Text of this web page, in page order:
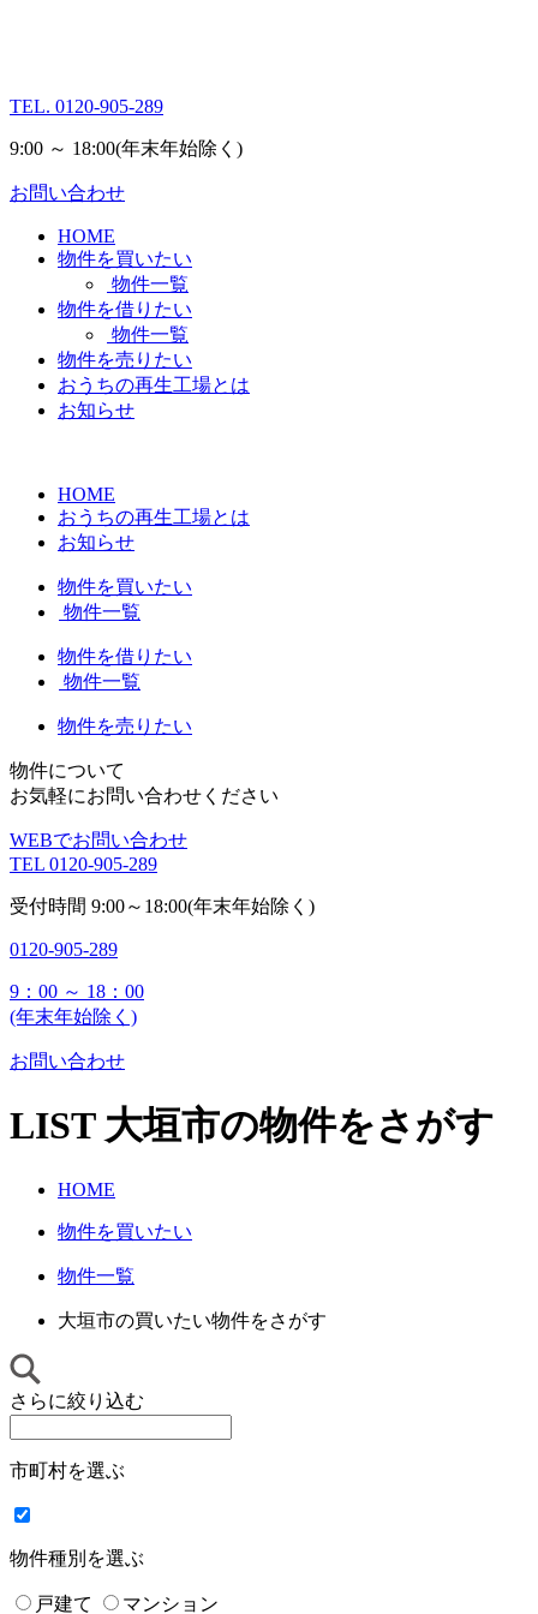
TEL. 0120-905-289
9:00 ～ 18:00(年末年始除く)
お問い合わせ
HOME
物件を買いたい
物件一覧
物件を借りたい
物件一覧
物件を売りたい
おうちの再生工場とは
お知らせ
HOME
おうちの再生工場とは
お知らせ
物件を買いたい
物件一覧
物件を借りたい
物件一覧
物件を売りたい
物件について
お気軽にお問い合わせください
WEBでお問い合わせ
TEL 0120-905-289
受付時間 9:00～18:00(年末年始除く)
0120-905-289
9：00 ～ 18：00
(年末年始除く)
お問い合わせ
LIST 大垣市の物件をさがす
HOME
物件を買いたい
物件一覧
大垣市の買いたい物件をさがす
さらに絞り込む
市町村を選ぶ
物件種別を選ぶ
戸建て マンション